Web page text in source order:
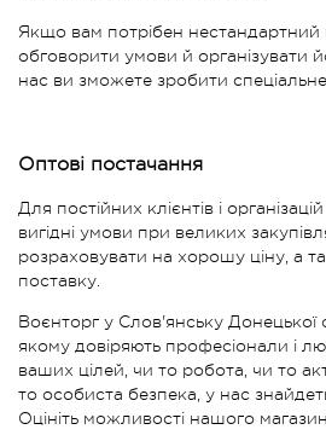
Якщо вам потрібен нестандартний
обговорити умови й організувати
нас ви зможете зробити
Оптові постачання
Для постійних клієнтів і
вигідні умови при великих
розраховувати на хорошу ціну, а
поставку.
Воєнторг у Слов'янську Донецької
якому довіряють професіонали і
ваших цілей, чи то робота, чи то
то особиста безпека, у нас
Оцініть можливості нашого